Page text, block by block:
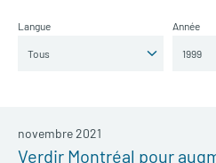
Langue Année
Verdir Montréal pour
novembre 2021